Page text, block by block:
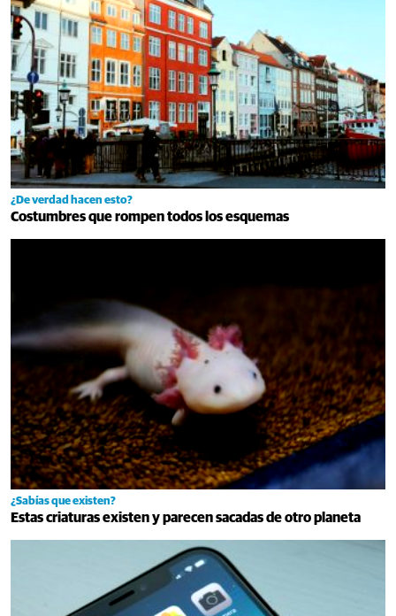
¿De verdad hacen esto?
Costumbres que rompen todos los esquemas
¿Sabías que existen?
Estas criaturas existen y parecen sacadas de otro planeta